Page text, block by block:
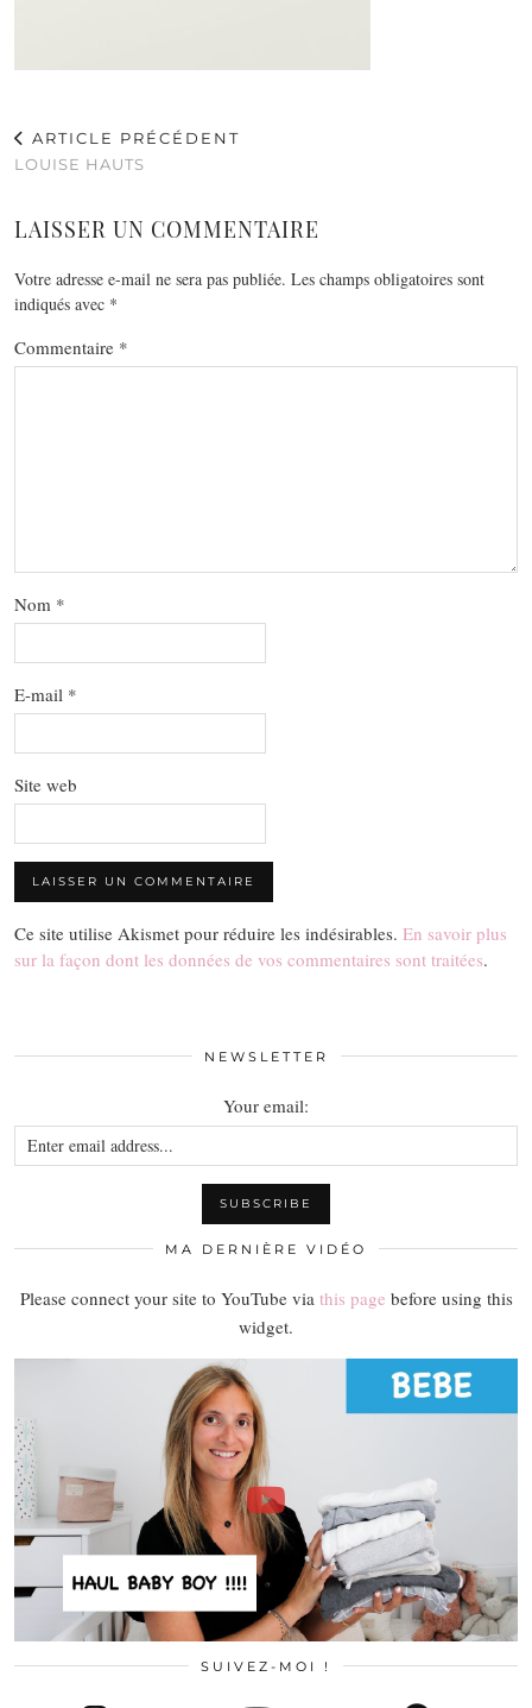
ARTICLE PRÉCÉDENT
LOUISE HAUTS
LAISSER UN COMMENTAIRE
Votre adresse e-mail ne sera pas publiée. Les champs obligatoires sont
indiqués avec *
Commentaire *
Nom *
E-mail *
Site web
Ce site utilise Akismet pour réduire les indésirables. En savoir plus
sur la façon dont les données de vos commentaires sont traitées.
NEWSLETTER
Your email:
MA DERNIÈRE VIDÉO
Please connect your site to YouTube via this page before using this
widget.
SUIVEZ-MOI !